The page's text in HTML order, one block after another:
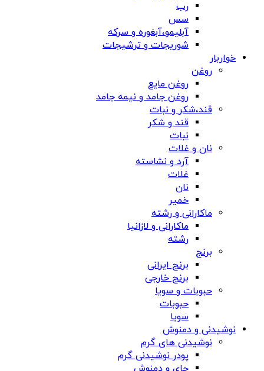
رب
سس
آبلیمو،آبغوره و سرکه
شوریجات و ترشیجات
خواربار
روغن
روغن مایع
روغن جامد و نیمه جامد
قند،شکر و نبات
قند و شکر
نبات
نان و غلات
آرد و نشاسته
غلات
نان
خمیر
ماکارانی و رشته
ماکارانی و لازانیا
رشته
برنج
برنج ایرانی
برنج خارجی
حبوبات و سویا
حبوبات
سویا
نوشیدنی و دمنوش
نوشیدنی های گرم
پودر نوشیدنی گرم